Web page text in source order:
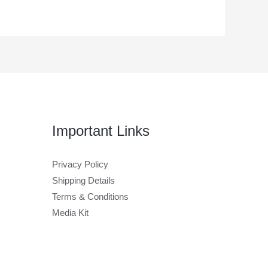
Important Links
Privacy Policy
Shipping Details
Terms & Conditions
Media Kit